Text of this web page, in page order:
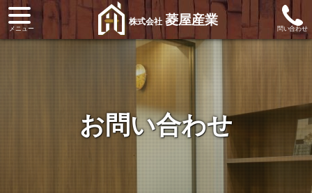
株式会社 菱屋産業
お問い合わせ